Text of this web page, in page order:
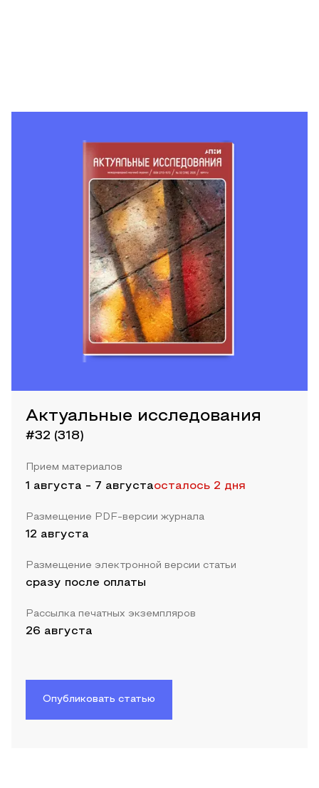
Актуальные исследования
#32 (318)
Прием материалов
1 августа - 7 августаосталось 2 дня
Размещение PDF-версии журнала
12 августа
Размещение электронной версии статьи
сразу после оплаты
Рассылка печатных экземпляров
26 августа
Опубликовать статью